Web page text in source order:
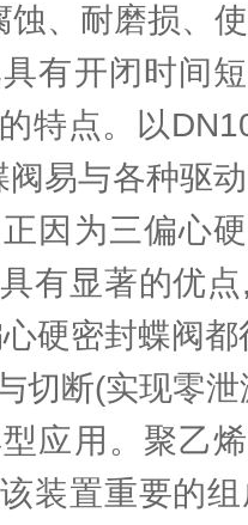
蚀、耐磨损、
有开闭时间
特点。以
易与各种驱
因为三偏心
有显著的优
硬密封蝶阀
切断(实现零
应用。聚乙
装置重要的